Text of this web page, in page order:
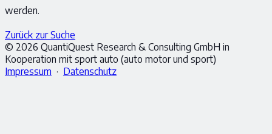
werden.
Zurück zur Suche
© 2026 QuantiQuest Research & Consulting GmbH in
Kooperation mit sport auto (auto motor und sport)
Impressum · Datenschutz